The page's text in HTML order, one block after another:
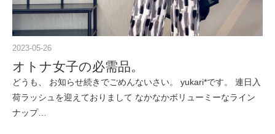
2023-05-26
オトナ女子の必需品。
どうも、 お知らせ続きでごめんないさい。 yukari*です。 連日入
荷ラッシュを迎えておりまして なかなかボリューミーなライン
ナップ…